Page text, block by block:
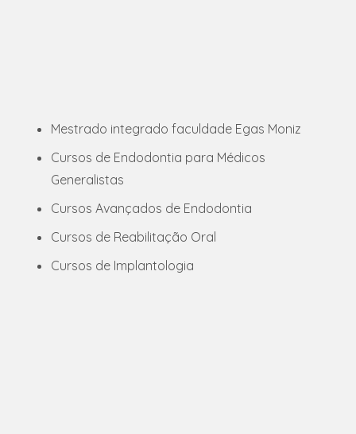
Mestrado integrado faculdade Egas Moniz
Cursos de Endodontia para Médicos
Generalistas
Cursos Avançados de Endodontia
Cursos de Reabilitação Oral
Cursos de Implantologia